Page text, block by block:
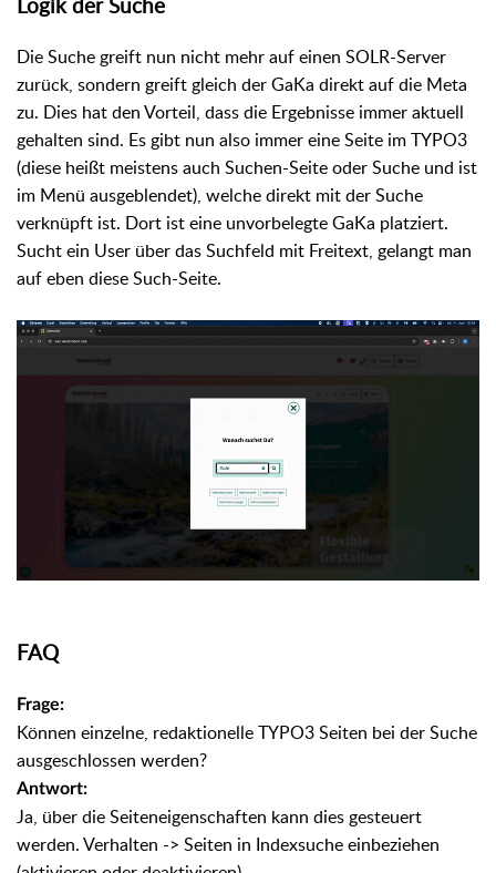
Logik der Suche
Die Suche greift nun nicht mehr auf einen SOLR-Server
zurück, sondern greift gleich der GaKa direkt auf die Meta
zu. Dies hat den Vorteil, dass die Ergebnisse immer aktuell
gehalten sind. Es gibt nun also immer eine Seite im TYPO3
(diese heißt meistens auch Suchen-Seite oder Suche und ist
im Menü ausgeblendet), welche direkt mit der Suche
verknüpft ist. Dort ist eine unvorbelegte GaKa platziert.
Sucht ein User über das Suchfeld mit Freitext, gelangt man
auf eben diese Such-Seite.
FAQ
Frage:
Können einzelne, redaktionelle TYPO3 Seiten bei der Suche
ausgeschlossen werden?
Antwort:
Ja, über die Seiteneigenschaften kann dies gesteuert
werden. Verhalten -> Seiten in Indexsuche einbeziehen